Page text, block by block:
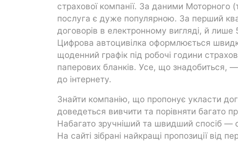
страхової компанії. За даними Моторного
послуга є дуже популярною. За перший
договорів в електронному вигляді, й
Цифрова автоцивілка оформлюється
щоденний графік під робочі години
паперових бланків. Усе, що знадобиться,
до інтернету.
Знайти компанію, що пропонує укласти
доведеться вивчити та порівняти багато
Набагато зручніший та швидший спосіб
На сайті зібрані найкращі пропозиції від